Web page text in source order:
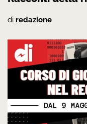
di redazione